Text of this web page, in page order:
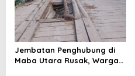
Jembatan Penghubung di
Maba Utara Rusak, Warga